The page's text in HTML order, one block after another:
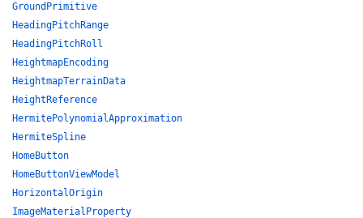
GroundPrimitive
HeadingPitchRange
HeadingPitchRoll
HeightmapEncoding
HeightmapTerrainData
HeightReference
HermitePolynomialApproximation
HermiteSpline
HomeButton
HomeButtonViewModel
HorizontalOrigin
ImageMaterialProperty